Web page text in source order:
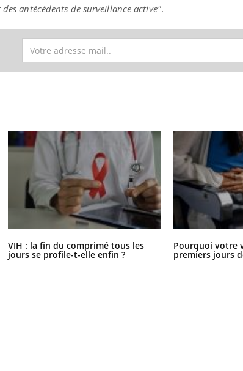
antécédents de surveillance active".
VIH : la fin du comprimé tous les
jours se profile-t-elle enfin ?
Pourquoi votre
premiers jours